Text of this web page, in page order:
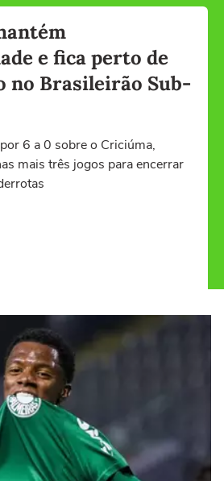
e fica perto de
no Brasileirão Sub-
6 a 0 sobre o Criciúma,
mais três jogos para encerrar